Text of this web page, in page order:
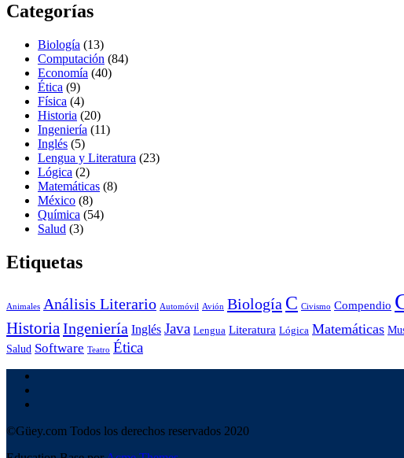
Categorías
Biología (13)
Computación (84)
Economía (40)
Ética (9)
Física (4)
Historia (20)
Ingeniería (11)
Inglés (5)
Lengua y Literatura (23)
Lógica (2)
Matemáticas (8)
México (8)
Química (54)
Salud (3)
Etiquetas
Animales Análisis Literario Automóvil Avión Biología C Civismo Compendio
HistoriaIngeniería Inglés Java Lengua Literatura Lógica Matemáticas
Salud Software Teatro Ética
©Güey.com Todos los derechos reservados 2020